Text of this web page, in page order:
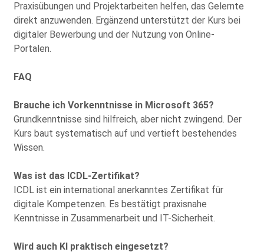
Praxisübungen und Projektarbeiten helfen, das Gelernte
direkt anzuwenden. Ergänzend unterstützt der Kurs bei
digitaler Bewerbung und der Nutzung von Online-
Portalen.
FAQ
Brauche ich Vorkenntnisse in Microsoft 365?
Grundkenntnisse sind hilfreich, aber nicht zwingend. Der
Kurs baut systematisch auf und vertieft bestehendes
Wissen.
Was ist das ICDL-Zertifikat?
ICDL ist ein international anerkanntes Zertifikat für
digitale Kompetenzen. Es bestätigt praxisnahe
Kenntnisse in Zusammenarbeit und IT-Sicherheit.
Wird auch KI praktisch eingesetzt?